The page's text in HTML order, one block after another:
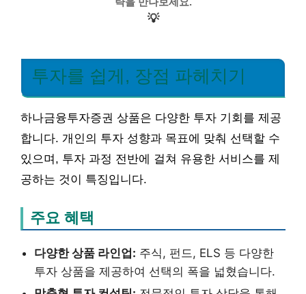
💡
투자를 쉽게, 장점 파헤치기
하나금융투자증권 상품은 다양한 투자 기회를 제공
합니다. 개인의 투자 성향과 목표에 맞춰 선택할 수
있으며, 투자 과정 전반에 걸쳐 유용한 서비스를 제
공하는 것이 특징입니다.
주요 혜택
다양한 상품 라인업: 주식, 펀드, ELS 등 다양한
투자 상품을 제공하여 선택의 폭을 넓혔습니다.